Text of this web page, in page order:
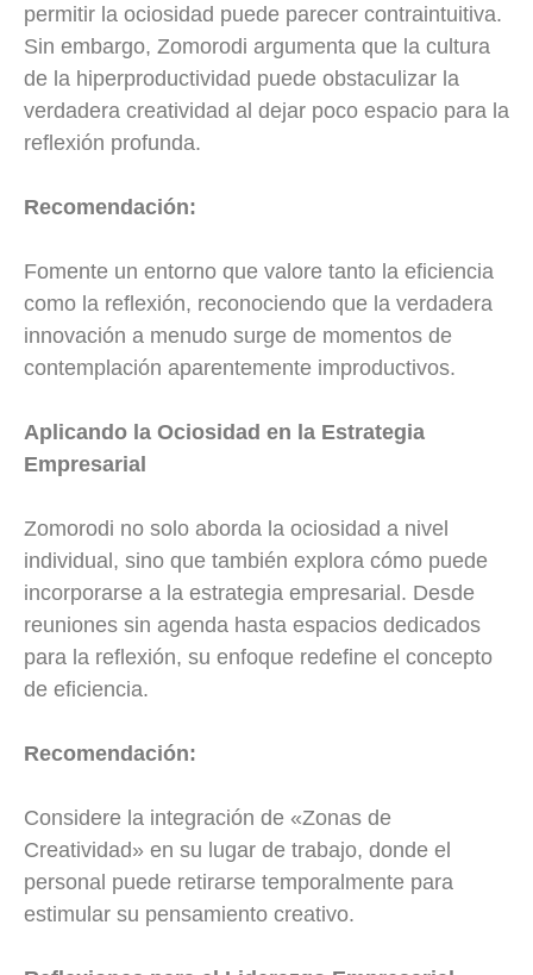
permitir la ociosidad puede parecer contraintuitiva.
Sin embargo, Zomorodi argumenta que la cultura
de la hiperproductividad puede obstaculizar la
verdadera creatividad al dejar poco espacio para la
reflexión profunda.
Recomendación:
Fomente un entorno que valore tanto la eficiencia
como la reflexión, reconociendo que la verdadera
innovación a menudo surge de momentos de
contemplación aparentemente improductivos.
Aplicando la Ociosidad en la Estrategia
Empresarial
Zomorodi no solo aborda la ociosidad a nivel
individual, sino que también explora cómo puede
incorporarse a la estrategia empresarial. Desde
reuniones sin agenda hasta espacios dedicados
para la reflexión, su enfoque redefine el concepto
de eficiencia.
Recomendación:
Considere la integración de «Zonas de
Creatividad» en su lugar de trabajo, donde el
personal puede retirarse temporalmente para
estimular su pensamiento creativo.